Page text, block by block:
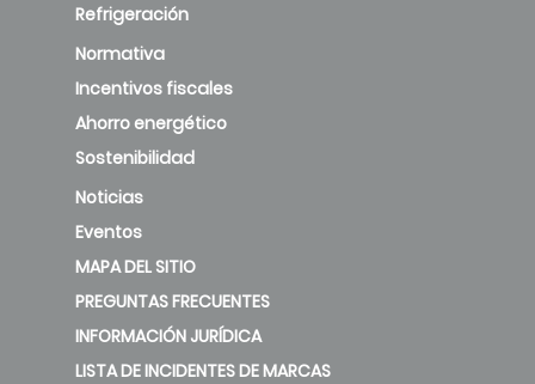
Refrigeración
Normativa
Incentivos fiscales
Ahorro energético
Sostenibilidad
Noticias
Eventos
MAPA DEL SITIO
PREGUNTAS FRECUENTES
INFORMACIÓN JURÍDICA
LISTA DE INCIDENTES DE MARCAS